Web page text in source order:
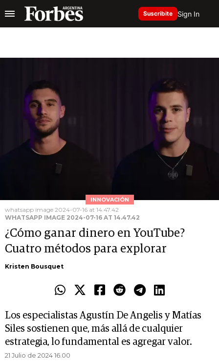
Suscribite Sign In
INNOVACIÓN
whatsapp image 2024-07-16 at 14.47.42
WHATSAPP IMAGE 2024-07-16 AT 14.47.42
¿Cómo ganar dinero en YouTube?
Cuatro métodos para explorar
Kristen Bousquet
Los especialistas Agustín De Angelis y Matías
Siles sostienen que, más allá de cualquier
estrategia, lo fundamental es agregar valor.
21 Julio de 2024 16.00